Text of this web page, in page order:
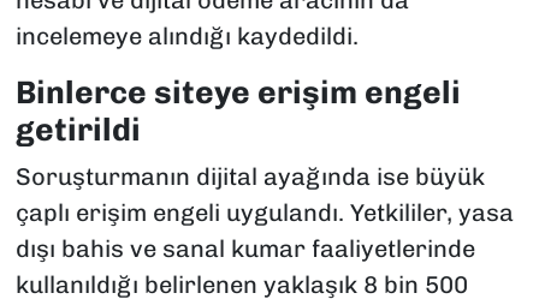
incelemeye alındığı kaydedildi.
Binlerce siteye erişim engeli
getirildi
Soruşturmanın dijital ayağında ise büyük
çaplı erişim engeli uygulandı. Yetkililer, yasa
dışı bahis ve sanal kumar faaliyetlerinde
kullanıldığı belirlenen yaklaşık 8 bin 500